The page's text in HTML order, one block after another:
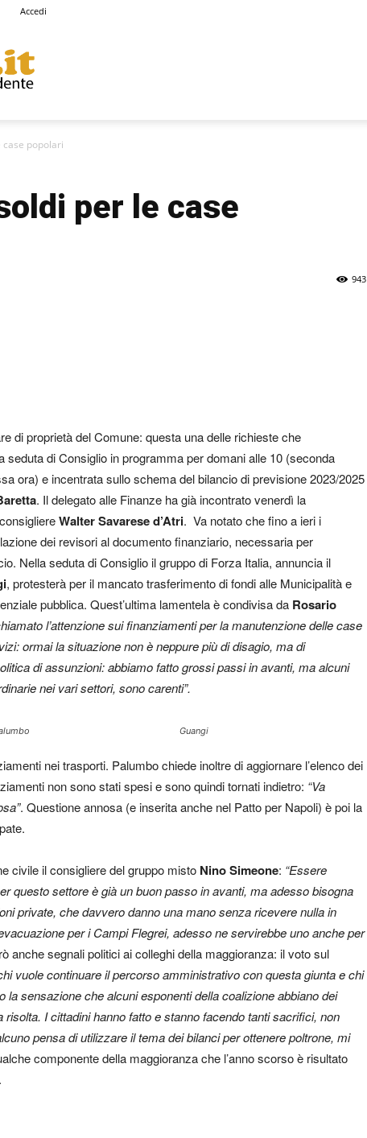
Accedi
case popolari
per le case
943
di proprietà del Comune: questa una delle richieste che
seduta di Consiglio in programma per domani alle 10 (seconda
ora) e incentrata sullo schema del bilancio di previsione 2023/2025
. Il delegato alle Finanze ha già incontrato venerdì la
Walter Savarese d’Atri. Va notato che fino a ieri i
dei revisori al documento finanziario, necessaria per
Nella seduta di Consiglio il gruppo di Forza Italia, annuncia il
, protesterà per il mancato trasferimento di fondi alle Municipalità e
pubblica. Quest’ultima lamentela è condivisa da Rosario
l’attenzione sui finanziamenti per la manutenzione delle case
ormai la situazione non è neppure più di disagio, ma di
di assunzioni: abbiamo fatto grossi passi in avanti, ma alcuni
nei vari settori, sono carenti”.
Guangi
nei trasporti. Palumbo chiede inoltre di aggiornare l’elenco dei
non sono stati spesi e sono quindi tornati indietro: “Va
. Questione annosa (e inserita anche nel Patto per Napoli) è poi la
civile il consigliere del gruppo misto Nino Simeone: “Essere
questo settore è già un buon passo in avanti, ma adesso bisogna
private, che davvero danno una mano senza ricevere nulla in
per i Campi Flegrei, adesso ne servirebbe uno anche per
anche segnali politici ai colleghi della maggioranza: il voto sul
vuole continuare il percorso amministrativo con questa giunta e chi
la sensazione che alcuni esponenti della coalizione abbiano dei
I cittadini hanno fatto e stanno facendo tanti sacrifici, non
pensa di utilizzare il tema dei bilanci per ottenere poltrone, mi
componente della maggioranza che l’anno scorso è risultato